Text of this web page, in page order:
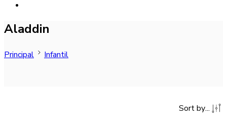
Aladdin
Principal Infantil
Sort by...